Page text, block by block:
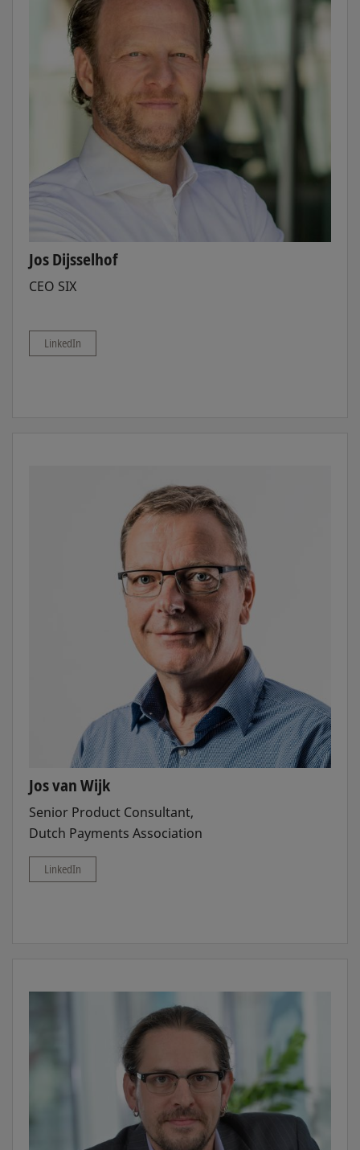
Jos Dijsselhof
CEO SIX
LinkedIn
Jos van Wijk
Senior Product Consultant,
Dutch Payments Association
LinkedIn